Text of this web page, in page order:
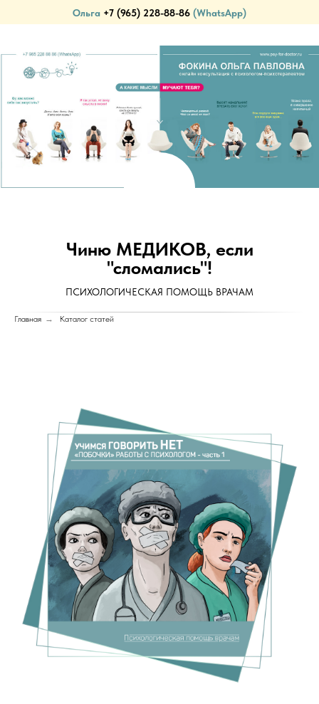
Ольга +7 (965) 228-88-86 (WhatsApp)
Чиню МЕДИКОВ, если
"сломались"!
ПСИХОЛОГИЧЕСКАЯ ПОМОЩЬ ВРАЧАМ
Главная → Каталог статей